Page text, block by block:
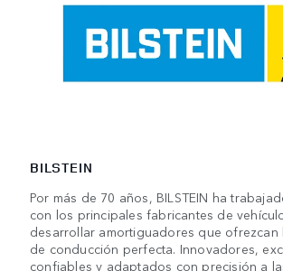
BILSTEIN
Por más de 70 años, BILSTEIN ha
con los principales fabricantes de
desarrollar amortiguadores que ofrezcan
de conducción perfecta. Innovadores,
confiables y adaptados con precisión a